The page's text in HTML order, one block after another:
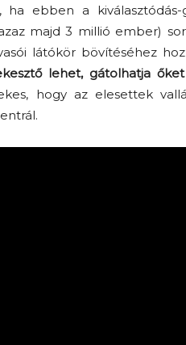
ha ebben a
majd 3 millió ember)
látókör bövítéséhez
lehet, gátolhatja
hogy az elesettek